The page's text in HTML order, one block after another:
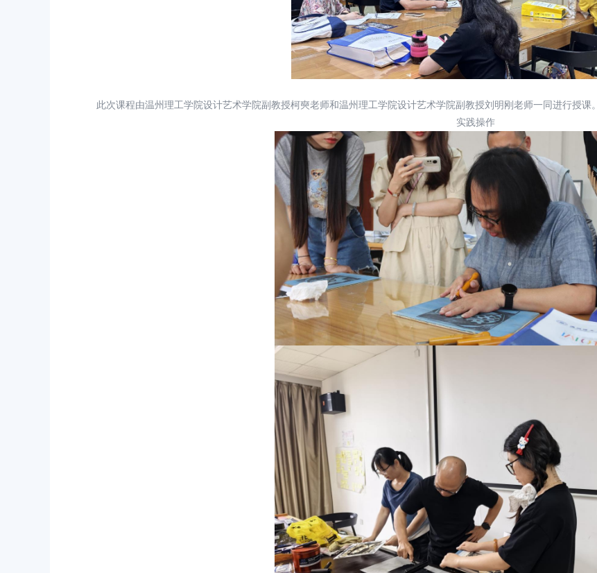
此次课程由温州理工学院设计艺术学院副教授柯奭老师和温州理工学院设计艺术学院副教授刘明刚老师一同进行授课。
实践操作